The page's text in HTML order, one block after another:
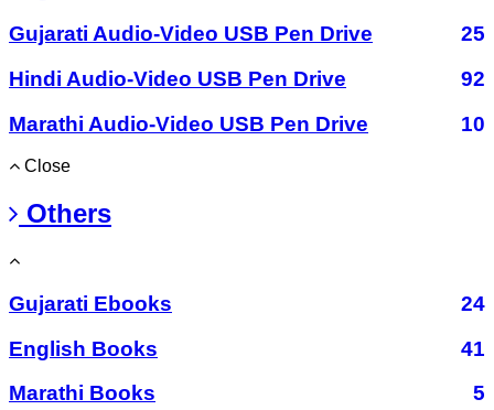
Gujarati Audio-Video USB Pen Drive
25
Hindi Audio-Video USB Pen Drive
92
Marathi Audio-Video USB Pen Drive
10
Close
Others
Gujarati Ebooks
24
English Books
41
Marathi Books
5